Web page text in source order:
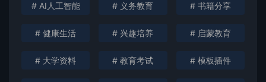
# AI人工智能 # 义务教育 # 书籍分享
# 健康生活 # 兴趣培养 # 启蒙教育
# 大学资料 # 教育考试 # 模板插件